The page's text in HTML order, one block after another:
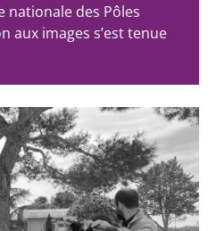
nationale des Pôles
aux images s’est tenue